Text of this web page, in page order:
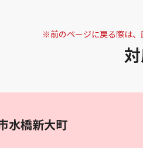
※前のページに戻る際は
水橋新大町